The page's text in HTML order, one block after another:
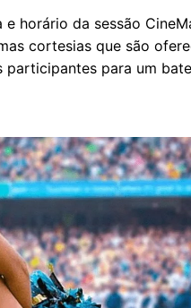
horário da sessão
cortesias que são
participantes para um